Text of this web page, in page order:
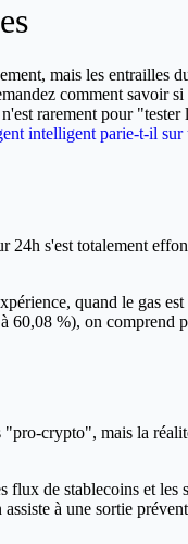
mais les entrailles
comment savoir
rarement pour
intelligent parie-t-il sur
24h s'est totalement
quand le gas est
60,08 %), on comprend
crypto", mais la
flux de stablecoins et les
à une sortie